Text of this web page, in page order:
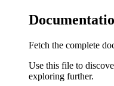
Fetch the complete
Use this file to
exploring further.